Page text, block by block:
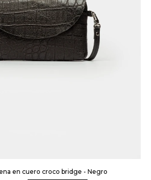
en cuero croco bridge - Negro